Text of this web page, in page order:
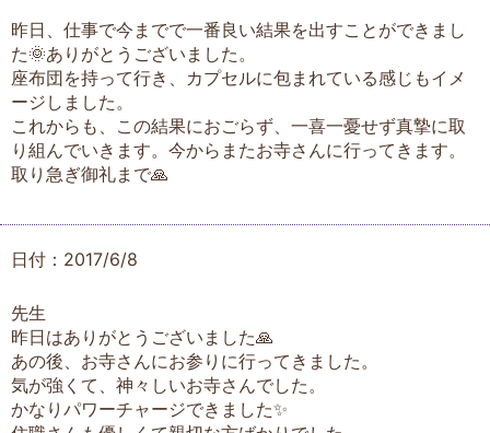
昨日、仕事で今までで一番良い結果を出すことができまし
た🌞ありがとうございました。
座布団を持って行き、カプセルに包まれている感じもイメ
ージしました。
これからも、この結果におごらず、一喜一憂せず真摯に取
り組んでいきます。今からまたお寺さんに行ってきます。
取り急ぎ御礼まで🙏
日付：2017/6/8
先生
昨日はありがとうございました🙏
あの後、お寺さんにお参りに行ってきました。
気が強くて、神々しいお寺さんでした。
かなりパワーチャージできました✨